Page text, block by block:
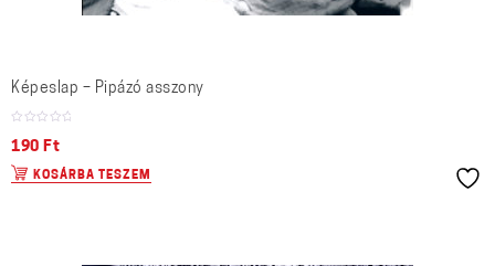
Képeslap – Pipázó asszony
190 Ft
KOSÁRBA TESZEM